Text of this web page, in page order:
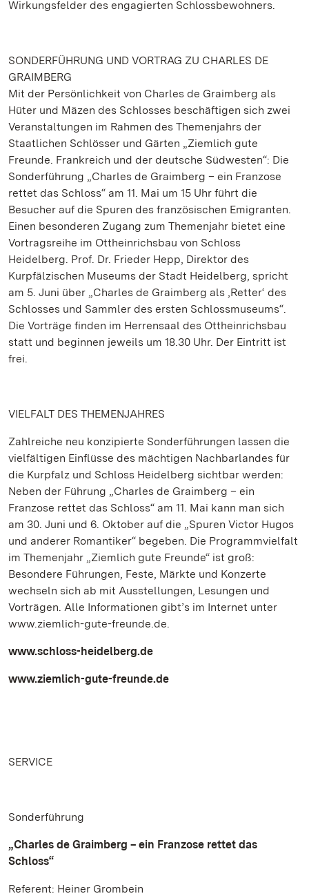
Wirkungsfelder des engagierten Schlossbewohners.
SONDERFÜHRUNG UND VORTRAG ZU CHARLES DE
GRAIMBERG
Mit der Persönlichkeit von Charles de Graimberg als
Hüter und Mäzen des Schlosses beschäftigen sich zwei
Veranstaltungen im Rahmen des Themenjahrs der
Staatlichen Schlösser und Gärten „Ziemlich gute
Freunde. Frankreich und der deutsche Südwesten“: Die
Sonderführung „Charles de Graimberg – ein Franzose
rettet das Schloss“ am 11. Mai um 15 Uhr führt die
Besucher auf die Spuren des französischen Emigranten.
Einen besonderen Zugang zum Themenjahr bietet eine
Vortragsreihe im Ottheinrichsbau von Schloss
Heidelberg. Prof. Dr. Frieder Hepp, Direktor des
Kurpfälzischen Museums der Stadt Heidelberg, spricht
am 5. Juni über „Charles de Graimberg als ‚Retter‘ des
Schlosses und Sammler des ersten Schlossmuseums“.
Die Vorträge finden im Herrensaal des Ottheinrichsbau
statt und beginnen jeweils um 18.30 Uhr. Der Eintritt ist
frei.
VIELFALT DES THEMENJAHRES
Zahlreiche neu konzipierte Sonderführungen lassen die
vielfältigen Einflüsse des mächtigen Nachbarlandes für
die Kurpfalz und Schloss Heidelberg sichtbar werden:
Neben der Führung „Charles de Graimberg – ein
Franzose rettet das Schloss“ am 11. Mai kann man sich
am 30. Juni und 6. Oktober auf die „Spuren Victor Hugos
und anderer Romantiker“ begeben. Die Programmvielfalt
im Themenjahr „Ziemlich gute Freunde“ ist groß:
Besondere Führungen, Feste, Märkte und Konzerte
wechseln sich ab mit Ausstellungen, Lesungen und
Vorträgen. Alle Informationen gibt’s im Internet unter
www.ziemlich-gute-freunde.de.
www.schloss-heidelberg.de
www.ziemlich-gute-freunde.de
SERVICE
Sonderführung
„Charles de Graimberg – ein Franzose rettet das
Schloss“
Referent: Heiner Grombein